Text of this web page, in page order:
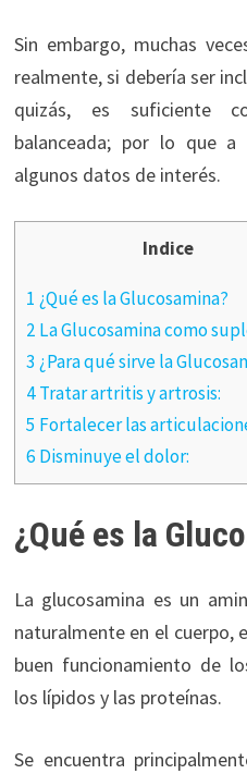
Sin embargo, muchas
realmente, si debería ser
quizás, es suficiente
balanceada; por lo que a
algunos datos de interés.
Indice
1 ¿Qué es la Glucosamina?
2 La Glucosamina como
3 ¿Para qué sirve la
4 Tratar artritis y artrosis:
5 Fortalecer las
6 Disminuye el dolor:
¿Qué es la
La glucosamina es un
naturalmente en el cuerpo,
buen funcionamiento de
los lípidos y las proteínas.
Se encuentra